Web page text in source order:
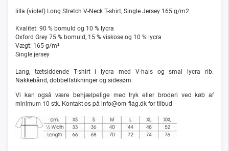
lilla (violet) Long Stretch V-Neck T-shirt, Single Jersey 165 g/m2
Kvalitet: 90 % bomuld og 10 % lycra
Oxford Grey 75 % bomuld, 15 % viskose og 10 % lycra
Vægt: 165 g/m²
Single jersey
Lang, tætsiddende T-shirt i lycra med V-hals og smal lycra rib.
Nakkebånd, dobbeltstikninger og sidesøm.
Vi kan også være behjælpelige med tryk eller broderi ved køb af
minimum 10 stk. Kontakt os på info@om-flag.dk for tilbud